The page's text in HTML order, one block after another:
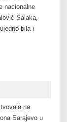
nacionalne
Šalaka,
bila i
na
Sarajevo u